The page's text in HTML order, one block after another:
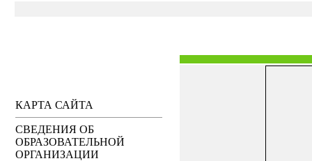
КАРТА САЙТА
СВЕДЕНИЯ ОБ
ОБРАЗОВАТЕЛЬНОЙ
ОРГАНИЗАЦИИ